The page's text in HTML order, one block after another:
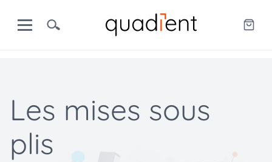
Les mises sous
plis